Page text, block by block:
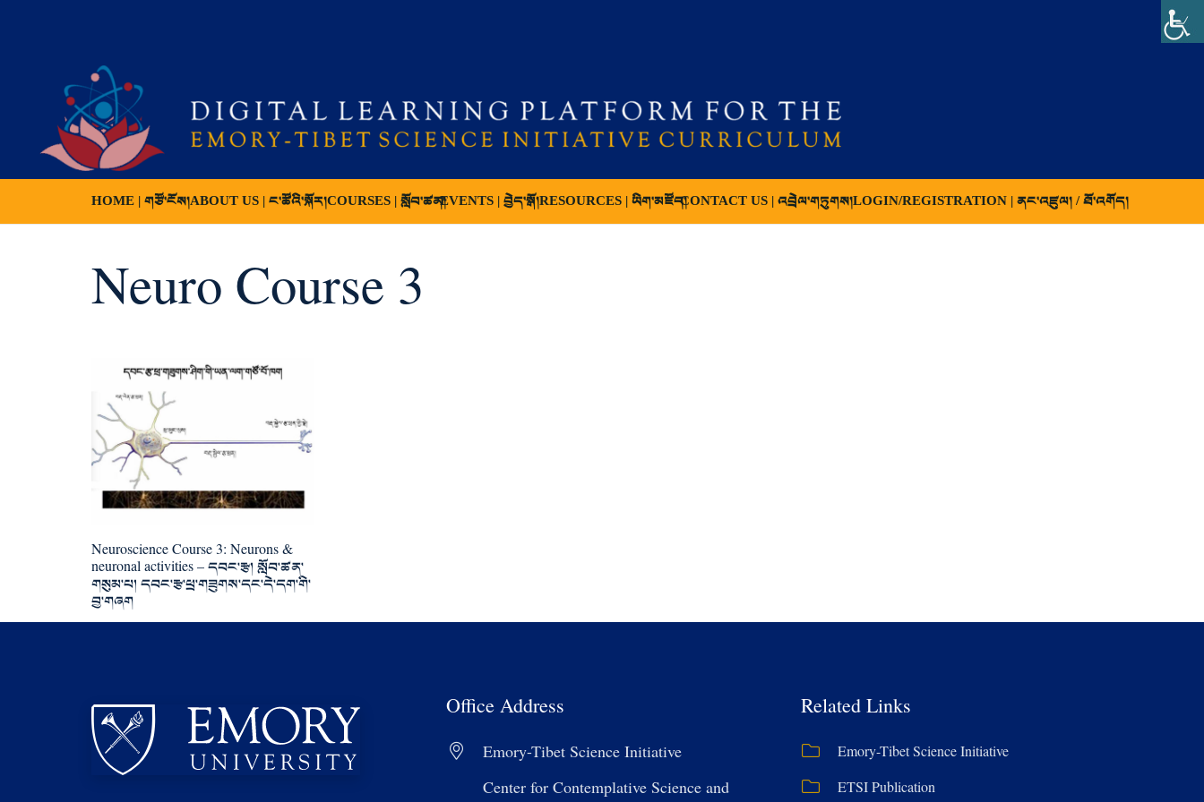
HOME | གཙོ་ངོས།ABOUT US | ང་ཚོའི་སྐོར།COURSES | སློབ་ཚན།EVENTS | བྱེད་སྒོ།RESOURCES | ཡིག་མཛོད།CONTACT US | འབྲེལ་གཏུགས།LOGIN/REGISTRATION | ནང་འཛུལ། / ཐོ་འགོད།
Neuro Course 3
Neuroscience Course 3: Neurons &
neuronal activities – དབང་རྩ། སློབ་ཚན་
གསུམ་པ། དབང་རྩ་ཕྲ་གཟུགས་དང་དེ་དག་གི་
བྱ་གཞག
Office Address
Emory-Tibet Science Initiative
Center for Contemplative Science and
Related Links
Emory-Tibet Science Initiative
ETSI Publication